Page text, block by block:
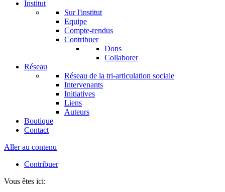
Institut
Sur l'institut
Equipe
Compte-rendus
Contribuer
Dons
Collaborer
Réseau
Réseau de la tri-articulation sociale
Intervenants
Initiatives
Liens
Auteurs
Boutique
Contact
Aller au contenu
Contribuer
Vous êtes ici: